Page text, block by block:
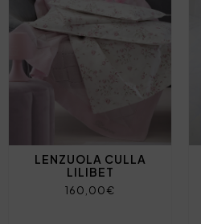
LENZUOLA CULLA
LILIBET
160,00€